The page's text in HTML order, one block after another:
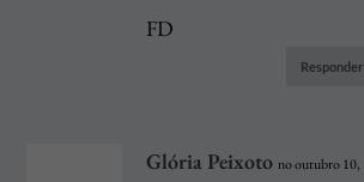
FD
Responder
Glória Peixoto no outubro 10,